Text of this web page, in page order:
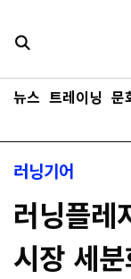
바로가기
뉴스 트레이닝 문
러닝기어
러닝플
시장 세